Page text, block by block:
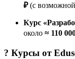
₽(с возможной
Курс
около ≈ 110
? Курсы от